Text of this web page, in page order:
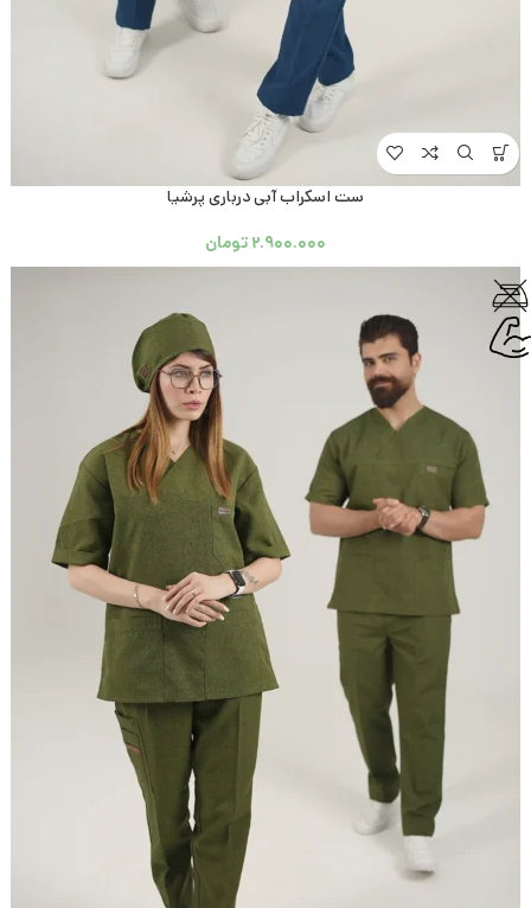
ست اسکراب آبی درباری پرشیا
۲.۹۰۰.۰۰۰ تومان